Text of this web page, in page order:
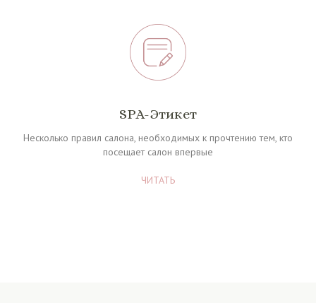
SPA-Этикет
Несколько правил салона, необходимых к прочтению тем, кто
посещает салон впервые
ЧИТАТЬ